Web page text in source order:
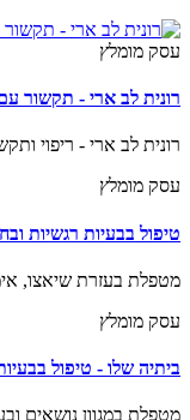
עסק מומלץ
רונית לב ארי - תקשור
רונית לב ארי - ריפוי
עסק מומלץ
טיפול בבעיות רגשיות
מטפלת בעזרת שיאצו,
עסק מומלץ
ביתיה שלו - טיפול
מטפלת במגוון נושאים